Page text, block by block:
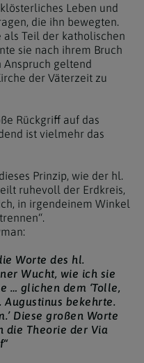
Leben und
die ihn bewegten.
als Teil der katholischen
sie nach ihrem Bruch
Anspruch geltend
der Väterzeit zu
Rückgriff auf das
ist vielmehr das
Prinzip, wie der hl.
ruhevoll der Erdkreis,
in irgendeinem Winkel
Worte des hl.
Wucht, wie ich sie
… glichen dem ‘Tolle,
Augustinus bekehrte.
Diese großen Worte
die Theorie der Via